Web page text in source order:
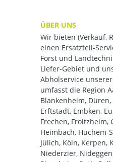
ÜBER UNS
Wir bieten (Verkauf,
einen Ersatzteil-
Forst und
Liefer-Gebiet und
Abholservice
umfasst die Region
Blankenheim, Düren,
Erftstadt, Embken,
Frechen, Froitzheim,
Heimbach, Huchem-
Jülich, Köln, Kerpen,
Niederzier,